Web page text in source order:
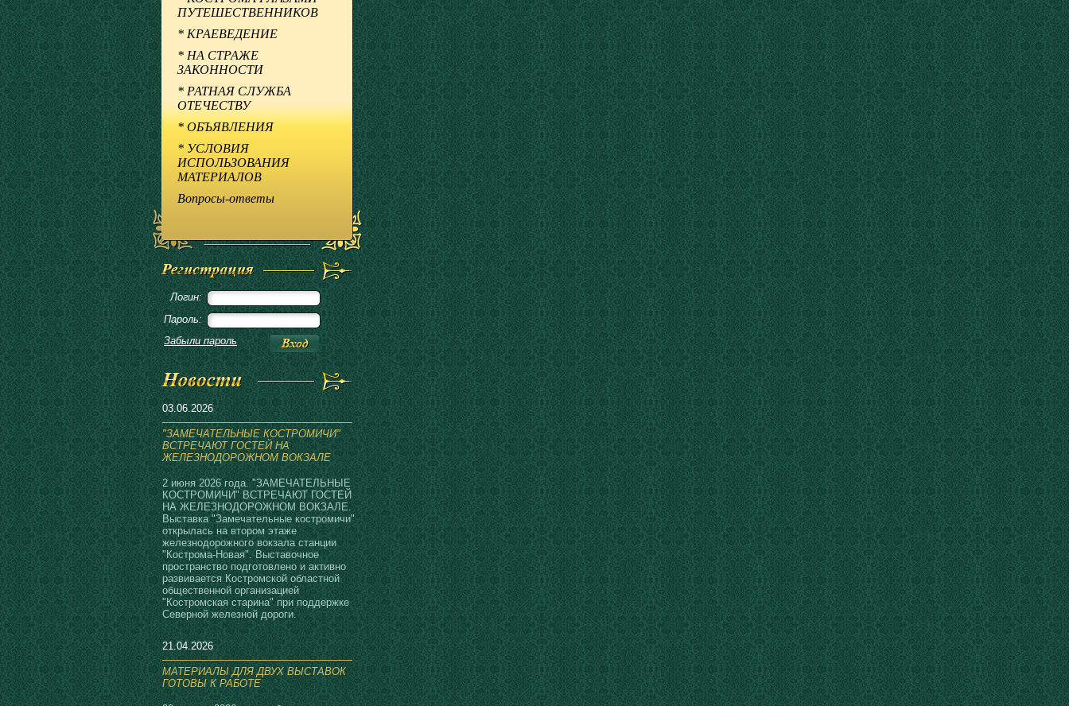
ПУТЕШЕСТВЕННИКОВ
* КРАЕВЕДЕНИЕ
* НА СТРАЖЕ
ЗАКОННОСТИ
* РАТНАЯ СЛУЖБА
ОТЕЧЕСТВУ
* ОБЪЯВЛЕНИЯ
* УСЛОВИЯ
ИСПОЛЬЗОВАНИЯ
МАТЕРИАЛОВ
Вопросы-ответы
Логин:
Пароль:
Забыли пароль
03.06.2026
"ЗАМЕЧАТЕЛЬНЫЕ КОСТРОМИЧИ"
ВСТРЕЧАЮТ ГОСТЕЙ НА
ЖЕЛЕЗНОДОРОЖНОМ ВОКЗАЛЕ
2 июня 2026 года. "ЗАМЕЧАТЕЛЬНЫЕ
КОСТРОМИЧИ" ВСТРЕЧАЮТ ГОСТЕЙ
НА ЖЕЛЕЗНОДОРОЖНОМ ВОКЗАЛЕ.
Выставка "Замечательные костромичи"
открылась на втором этаже
железнодорожного вокзала станции
"Кострома-Новая". Выставочное
пространство подготовлено и активно
развивается Костромской областной
общественной организацией
"Костромская старина" при поддержке
Северной железной дороги.
21.04.2026
МАТЕРИАЛЫ ДЛЯ ДВУХ ВЫСТАВОК
ГОТОВЫ К РАБОТЕ